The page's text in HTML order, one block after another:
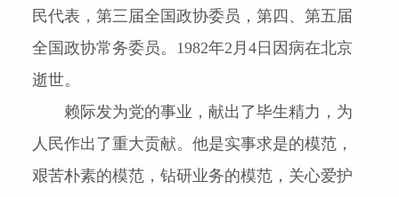
民代表，第三届全国政协委员，第四、第五届
全国政协常务委员。 1982年2 月4日因病在北京
逝世。
赖际发为党的事业，献出了毕生精力，为
人民作出了重大贡献。他是实事求是的模范，
艰苦朴素的模范，钻研业务的模范，关心爱护